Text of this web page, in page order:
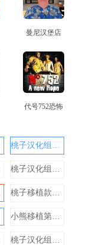
曼尼汉堡店
代号752恐怖
桃子汉化组移植游戏大全
桃子汉化组移植的安卓游戏大全
桃子移植款纸巾盒游戏大全
小熊移植第五驱动汉化版全部
桃子汉化组游戏安卓直装